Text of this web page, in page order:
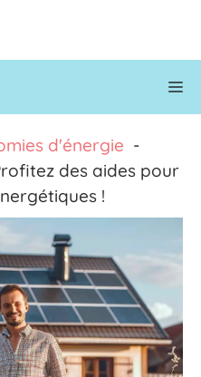
d'énergie
des aides pour
!